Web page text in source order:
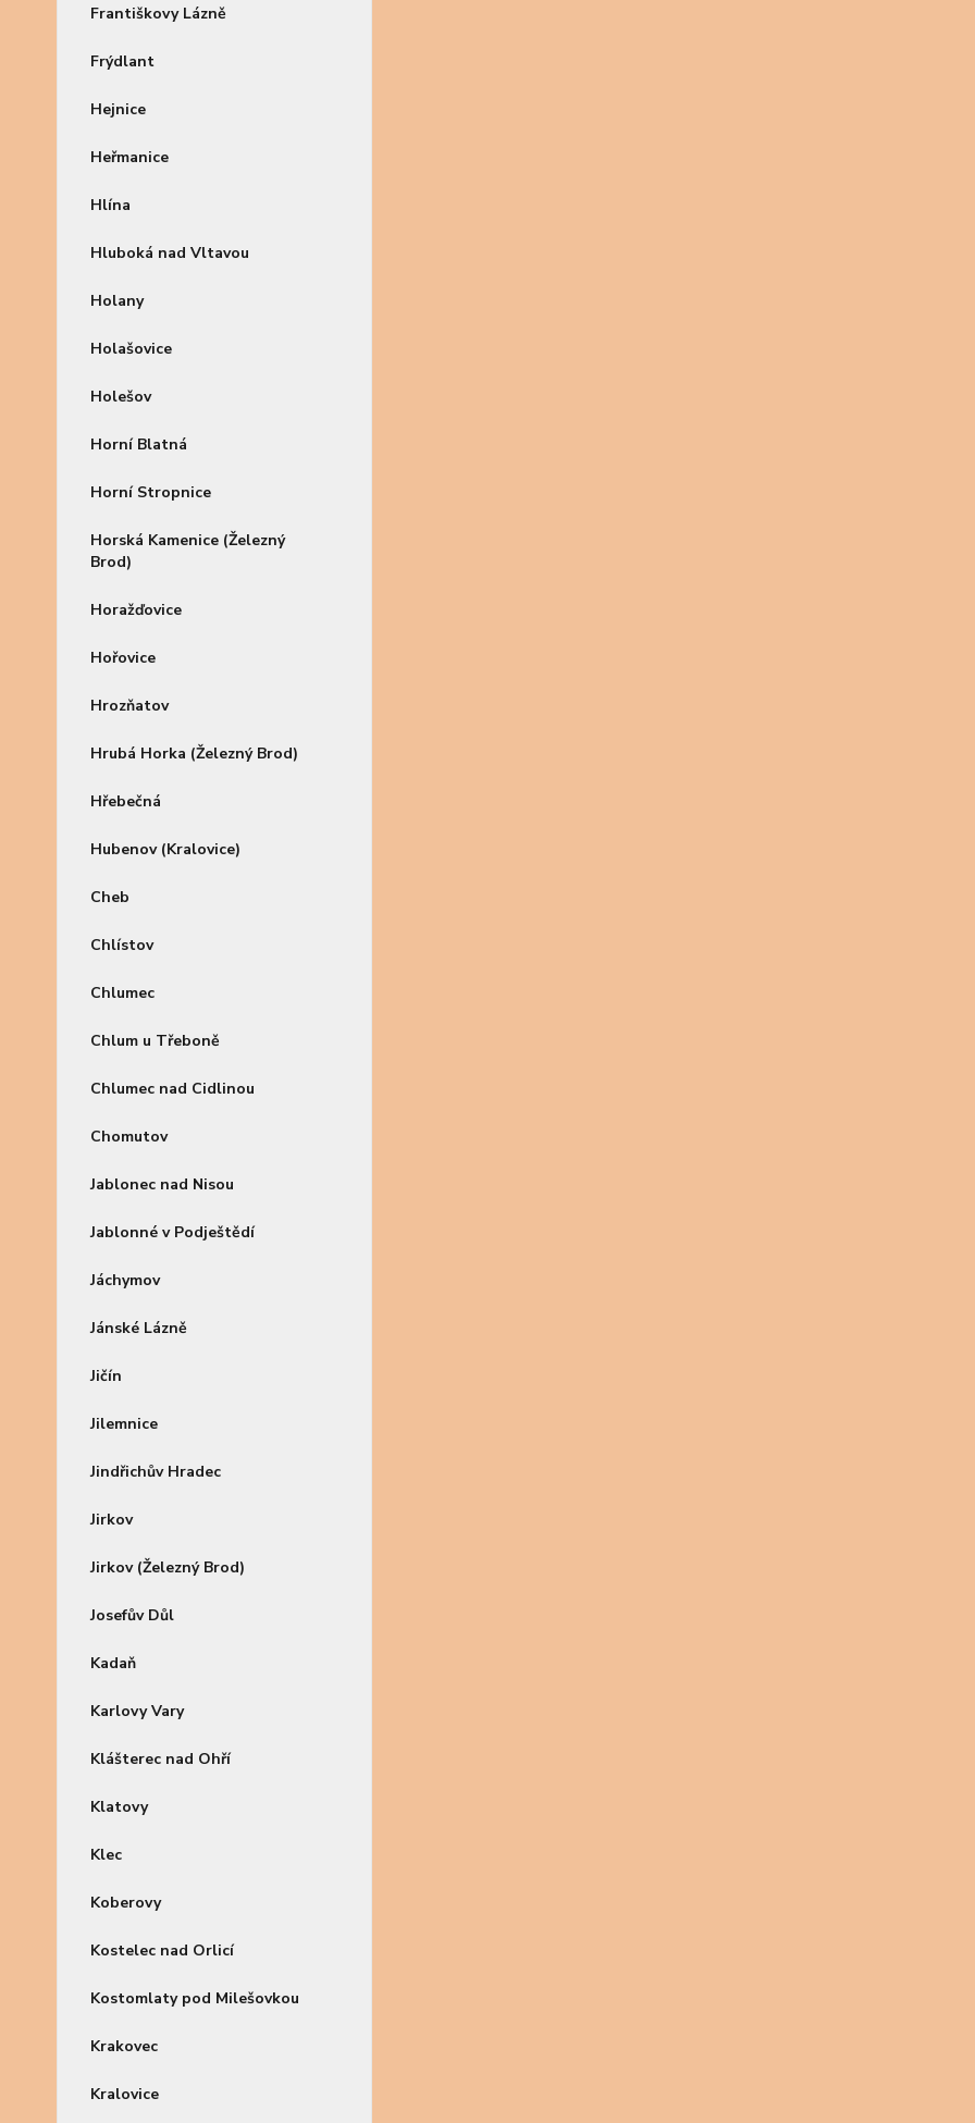
Františkovy Lázně
Frýdlant
Hejnice
Heřmanice
Hlína
Hluboká nad Vltavou
Holany
Holašovice
Holešov
Horní Blatná
Horní Stropnice
Horská Kamenice (Železný
Brod)
Horažďovice
Hořovice
Hrozňatov
Hrubá Horka (Železný Brod)
Hřebečná
Hubenov (Kralovice)
Cheb
Chlístov
Chlumec
Chlum u Třeboně
Chlumec nad Cidlinou
Chomutov
Jablonec nad Nisou
Jablonné v Podještědí
Jáchymov
Jánské Lázně
Jičín
Jilemnice
Jindřichův Hradec
Jirkov
Jirkov (Železný Brod)
Josefův Důl
Kadaň
Karlovy Vary
Klášterec nad Ohří
Klatovy
Klec
Koberovy
Kostelec nad Orlicí
Kostomlaty pod Milešovkou
Krakovec
Kralovice